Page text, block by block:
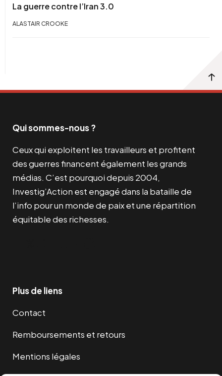
La guerre contre l’Iran 3.0
ALASTAIR CROOKE
Qui sommes-nous ?
Ceux qui exploitent les travailleurs et profitent
des guerres financent également les grands
médias. C’est pourquoi depuis 2004,
Investig’Action est engagé dans la bataille de
l’info pour un monde de paix et une répartition
équitable des richesses.
Plus de liens
Contact
Remboursements et retours
Mentions légales